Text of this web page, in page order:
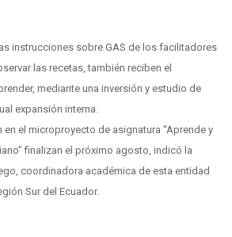
instrucciones sobre GAS de los facilitadores
las recetas, también reciben el
mediante una inversión y estudio de
expansión interna.
el microproyecto de asignatura “Aprende y
finalizan el próximo agosto, indicó la
coordinadora académica de esta entidad
Sur del Ecuador.